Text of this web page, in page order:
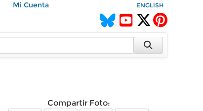
Mi Cuenta ENGLISH
Compartir Foto: